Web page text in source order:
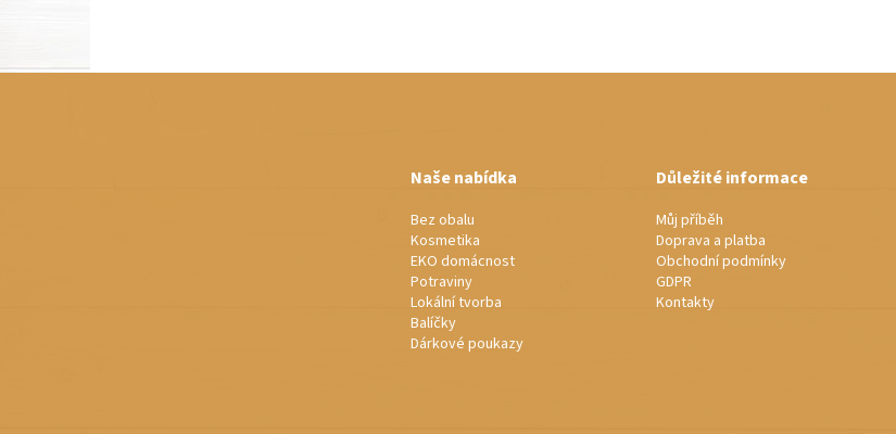
Naše nabídka
Bez obalu
Kosmetika
EKO domácnost
Potraviny
Lokální tvorba
Balíčky
Dárkové poukazy
Důležité informace
Můj příběh
Doprava a platba
Obchodní podmínky
GDPR
Kontakty